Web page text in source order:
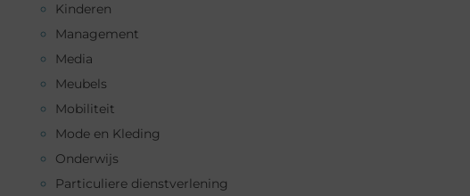
Kinderen
Management
Media
Meubels
Mobiliteit
Mode en Kleding
Onderwijs
Particuliere dienstverlening